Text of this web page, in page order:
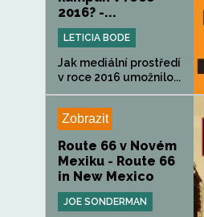
2016? -...
LETICIA BODE
Jak mediální prostředí
v roce 2016 umožnilo...
Zobrazit
Route 66 v Novém
Mexiku - Route 66
in New Mexico
JOE SONDERMAN